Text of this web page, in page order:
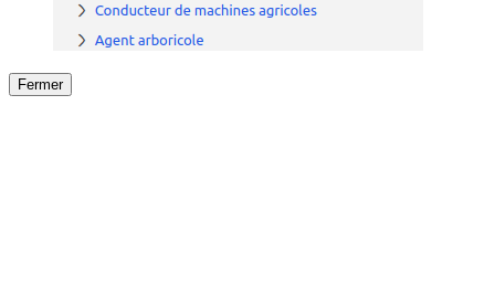
Fermer